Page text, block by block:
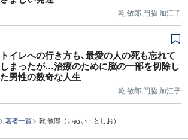
乾 敏郎,門脇 加江子
トイレへの行き方も､最愛の人の死も忘れて
しまったが…治療のために脳の一部を切除し
た男性の数奇な人生
乾 敏郎,門脇 加江子
著者一覧 乾 敏郎（いぬい・としお）